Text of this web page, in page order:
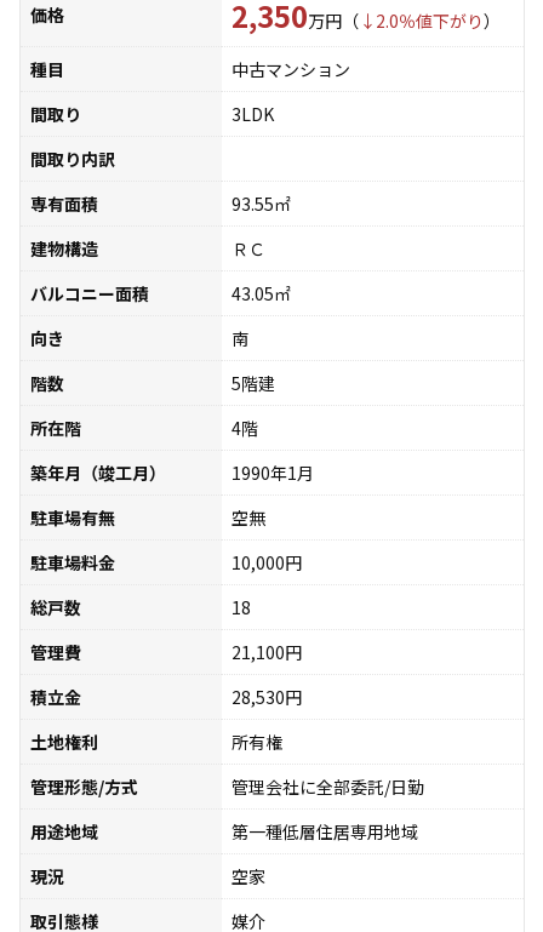
価格 2,350万円（↓2.0％値下がり）
種目
中古マンション
間取り
3LDK
間取り内訳
専有面積
93.55㎡
建物構造
ＲＣ
バルコニー面積
43.05㎡
向き
南
階数
5階建
所在階
4階
築年月（竣工月）
1990年1月
駐車場有無
空無
駐車場料金
10,000円
総戸数
18
管理費
21,100円
積立金
28,530円
土地権利
所有権
管理形態/方式
管理会社に全部委託/日勤
用途地域
第一種低層住居専用地域
現況
空家
取引態様
媒介